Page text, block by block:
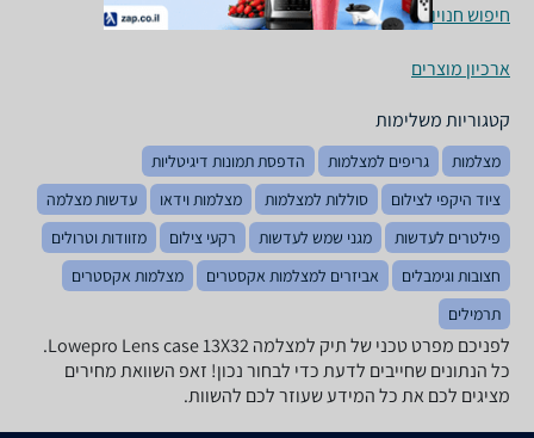
חיפוש חנויות תיקים למצלמות לפי עיר
ארכיון מוצרים
קטגוריות משלימות
מצלמות גריפים למצלמות
הדפסת תמונות דיגיטליות
ציוד היקפי לצילום
סוללות למצלמות מצלמות וידאו
עדשות מצלמה
פילטרים לעדשות
מגני שמש לעדשות רקעי צילום
מזוודות וטרולים
חצובות וגימבלים
אביזרים למצלמות אקסטרים
מצלמות אקסטרים
תרמילים
לפניכם מפרט טכני של תיק למצלמה Lowepro Lens case 13X32.
כל הנתונים שחייבים לדעת כדי לבחור נכון! זאפ השוואת מחירים
מציגים לכם את כל המידע שעוזר לכם להשוות.